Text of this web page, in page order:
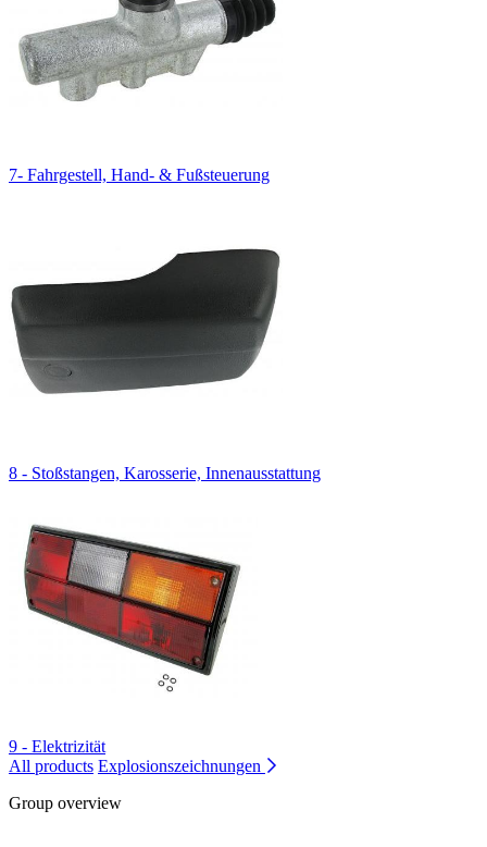
7- Fahrgestell, Hand- & Fußsteuerung
8 - Stoßstangen, Karosserie, Innenausstattung
9 - Elektrizität
All products Explosionszeichnungen
Group overview